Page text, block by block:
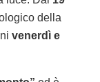
della
venerdì e